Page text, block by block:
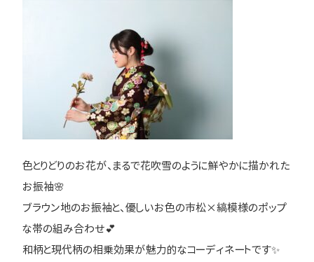
色とりどりのお花が、まるで花吹雪のように鮮やかに描かれた
お振袖🌸
ブラウン地のお振袖と、優しいお色の市松×縞模様のポップ
な帯の組み合わせ💕
和柄と現代柄の相乗効果が魅力的なコーディネートです✨